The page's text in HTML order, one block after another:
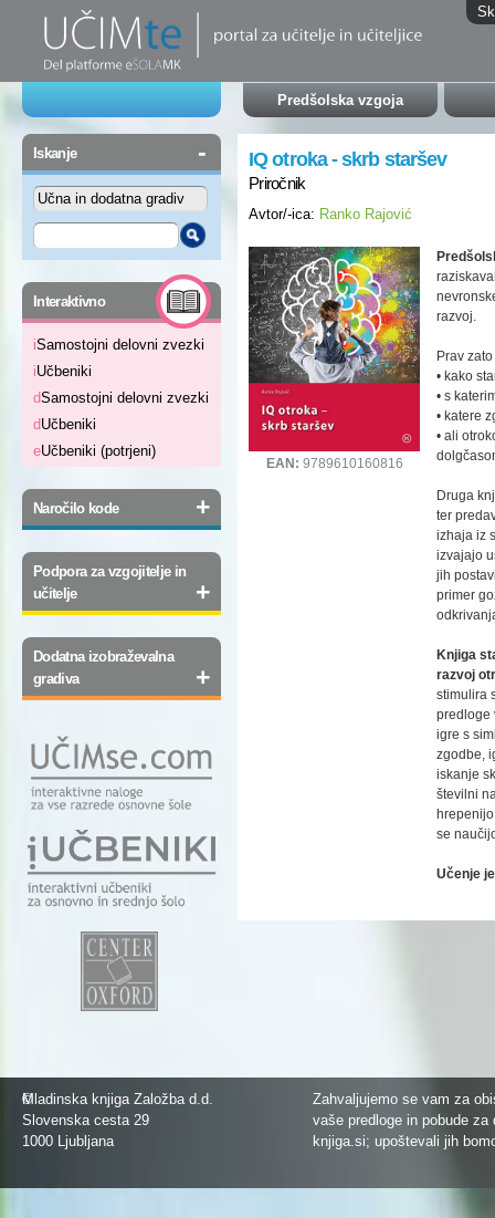
Predšolska vzgoja
Iskanje -
Interaktivno -
iSamostojni delovni zvezki
iUčbeniki
dSamostojni delovni zvezki
dUčbeniki
eUčbeniki (potrjeni)
Naročilo kode +
Podpora za vzgojitelje in
učitelje
+
Dodatna izobraževalna
gradiva
+
IQ otroka - skrb staršev
Priročnik
Avtor/-ica: Ranko Rajović
EAN: 9789610160816
razvoj.
Prav
• kako
• s
• katere
• ali
Druga
ter
izhaja iz
izvajajo
jih
primer
Knjiga
razvoj
stimulira
predloge
igre s
zgodbe,
iskanje
številni
se
Učenje
©
Mladinska knjiga Založba d.d.
Slovenska cesta 29
1000 Ljubljana
Zahvaljujemo se vam za
vaše predloge in pobude
knjiga.si; upoštevali jih